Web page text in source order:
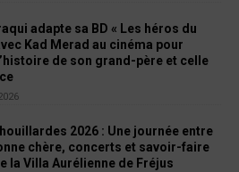
adapte sa BD « Les héros du
Kad Merad au cinéma pour
de son grand-père et celle
2026 : Une journée entre
chère, concerts et savoir-faire
la Villa Aurélienne de Fréjus